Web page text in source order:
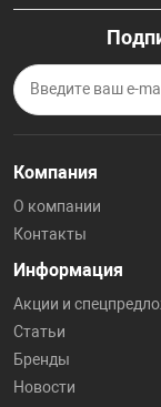
Компания
О компании
Контакты
Информация
Акции и
Статьи
Бренды
Новости